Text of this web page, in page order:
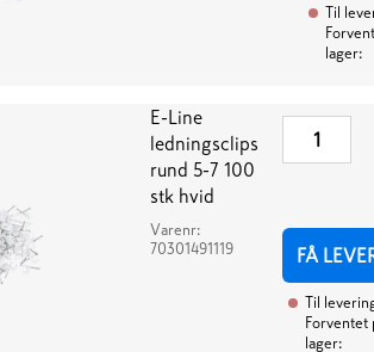
Til
lager:
E-Line
ledningsclips
rund 5-7 100
stk hvid
Varenr:
70301491119
FÅ
Til
Forventet
lager: